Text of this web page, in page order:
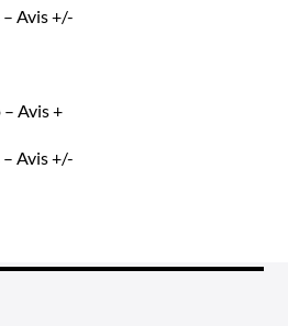
– Avis +/-
Avis +
– Avis +/-